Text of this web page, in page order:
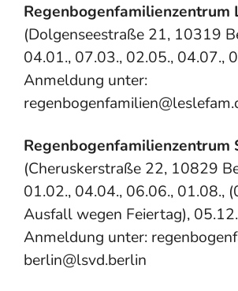
Regenbogenfamilienzentrum
(Dolgenseestraße 21, 10319
04.01., 07.03., 02.05., 04.07.,
Anmeldung unter:
Regenbogenfamilienzentrum
(Cheruskerstraße 22, 10829
01.02., 04.04., 06.06., 01.08.,
Ausfall wegen Feiertag), 05.12.
Anmeldung unter:
berlin@lsvd.berlin